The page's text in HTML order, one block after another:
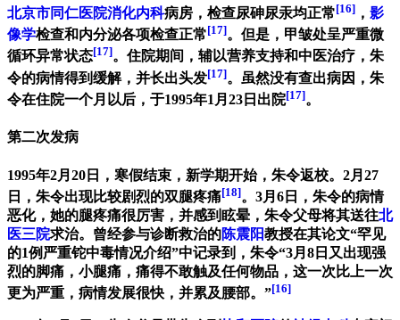
北京市同仁医院消化内科病房，检查尿砷尿汞均正常[16] ， 影
像学检查和内分泌各项检查正常[17]。但是，甲皱处呈严重微
循环异常状态[17]。住院期间，辅以营养支持和中医治疗，朱
令的病情得到缓解，并长出头发[17]。虽然没有查出病因，朱
令在住院一个月以后，于1995年1月23日出院[17]。
第二次发病
1995年2月20日，寒假结束，新学期开始，朱令返校。2月27
日，朱令出现比较剧烈的双腿疼痛[18]。3月6日，朱令的病情
恶化，她的腿疼痛很厉害，并感到眩晕，朱令父母将其送往北
医三院求治。曾经参与诊断救治的陈震阳教授在其论文“罕见
的1例严重铊中毒情况介绍”中记录到，朱令“3月8日又出现强
烈的脚痛，小腿痛，痛得不敢触及任何物品，这一次比上一次
更为严重，病情发展很快，并累及腰部。”[16]